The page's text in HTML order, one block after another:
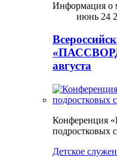
Информация о
июнь 24
августа
Конференция
подростковых
Детское